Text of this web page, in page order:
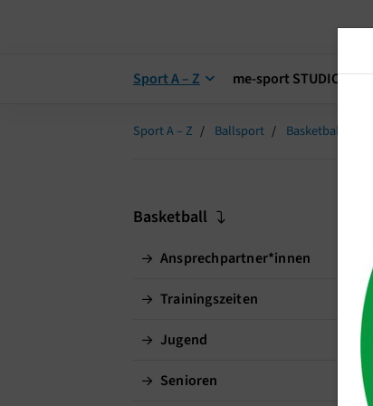
Sport A – Z me-sport STUDIO
Sport A – Z Ballsport Basketball
Basketball
Ansprechpartner*innen
Trainingszeiten
Jugend
Senioren